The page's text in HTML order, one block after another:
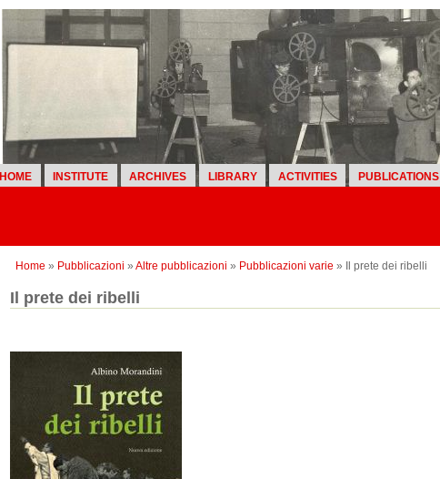
HOME INSTITUTE ARCHIVES LIBRARY ACTIVITIES PUBLICATIONS
Home » Pubblicazioni » Altre pubblicazioni » Pubblicazioni varie » Il prete dei ribelli
Il prete dei ribelli